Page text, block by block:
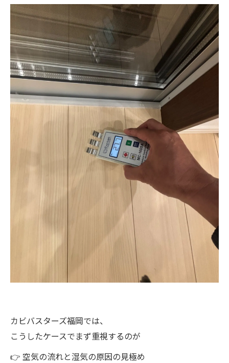
カビバスターズ福岡では、
こうしたケースでまず重視するのが
👉 空気の流れと湿気の原因の見極め